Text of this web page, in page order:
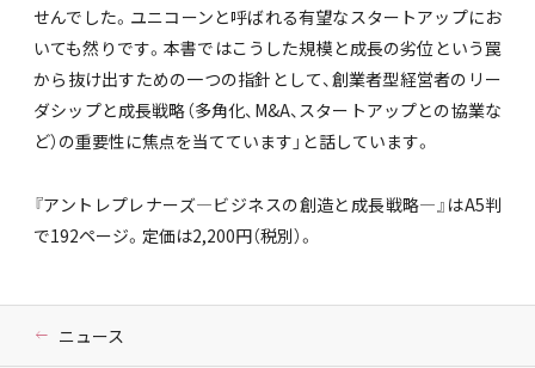
せんでした。ユニコーンと呼ばれる有望なスタートアップにお
いても然りです。本書ではこうした規模と成長の劣位という罠
から抜け出すための一つの指針として、創業者型経営者のリー
ダシップと成長戦略（多角化、M&A、スタートアップとの協業な
ど）の重要性に焦点を当てています」と話しています。
『アントレプレナーズ―ビジネスの創造と成長戦略―』はA5判
で192ページ。定価は2,200円（税別）。
ニュース